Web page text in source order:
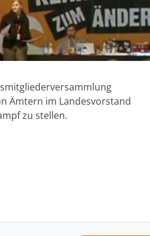
Ämtern im Landesvorstand
zu stellen.